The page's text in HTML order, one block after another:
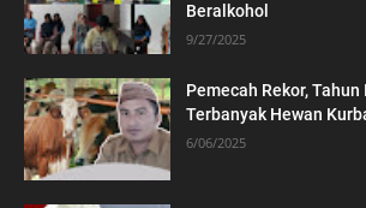
Beralkohol
9/27/2025
Pemecah Rekor,
Terbanyak Hewan
6/06/2025